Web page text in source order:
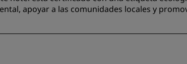
apoyar a las comunidades locales y